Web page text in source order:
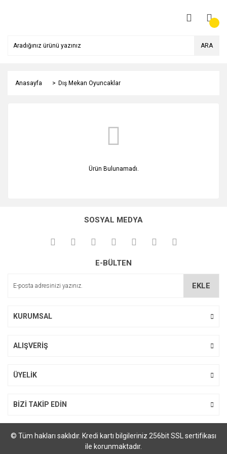
ARA
Anasayfa Dış Mekan Oyuncaklar
Ürün Bulunamadı.
SOSYAL MEDYA
E-BÜLTEN
EKLE
KURUMSAL
ALIŞVERİŞ
ÜYELİK
BİZİ TAKİP EDİN
© Tüm hakları saklıdır. Kredi kartı bilgileriniz 256bit SSL sertifikası
ile korunmaktadır.